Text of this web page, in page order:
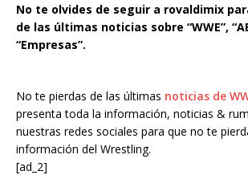
No te olvides de seguir a rovaldimix
de las últimas noticias sobre “WWE”,
“Empresas”.
No te pierdas de las últimas noticias de
presenta toda la información, noticias &
nuestras redes sociales para que no te
información del Wrestling.
[ad_2]